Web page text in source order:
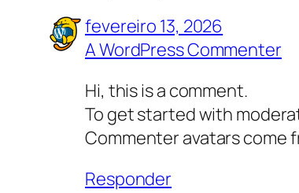
fevereiro 13, 2026
A WordPress Commenter
Hi, this is a comment.
To get started with
Commenter avatars come
Responder